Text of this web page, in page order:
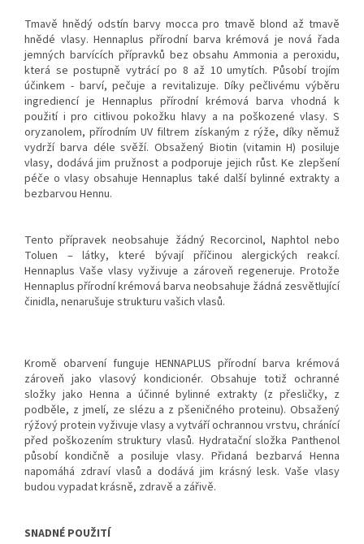
Tmavě hnědý odstín barvy mocca pro tmavě blond až tmavě
hnědé vlasy. Hennaplus přírodní barva krémová je nová řada
jemných barvících přípravků bez obsahu Ammonia a peroxidu,
která se postupně vytrácí po 8 až 10 umytích. Působí trojím
účinkem - barví, pečuje a revitalizuje. Díky pečlivému výběru
ingrediencí je Hennaplus přírodní krémová barva vhodná k
použití i pro citlivou pokožku hlavy a na poškozené vlasy. S
oryzanolem, přírodním UV filtrem získaným z rýže, díky němuž
vydrží barva déle svěží. Obsažený Biotin (vitamin H) posiluje
vlasy, dodává jim pružnost a podporuje jejich růst. Ke zlepšení
péče o vlasy obsahuje Hennaplus také další bylinné extrakty a
bezbarvou Hennu.
Tento přípravek neobsahuje žádný Recorcinol, Naphtol nebo
Toluen – látky, které bývají příčinou alergických reakcí.
Hennaplus Vaše vlasy vyživuje a zároveň regeneruje. Protože
Hennaplus přírodní krémová barva neobsahuje žádná zesvětlující
činidla, nenarušuje strukturu vašich vlasů.
Kromě obarvení funguje HENNAPLUS přírodní barva krémová
zároveň jako vlasový kondicionér. Obsahuje totiž ochranné
složky jako Henna a účinné bylinné extrakty (z přesličky, z
podběle, z jmelí, ze slézu a z pšeničného proteinu). Obsažený
rýžový protein vyživuje vlasy a vytváří ochrannou vrstvu, chránící
před poškozením struktury vlasů. Hydratační složka Panthenol
působí kondičně a posiluje vlasy. Přidaná bezbarvá Henna
napomáhá zdraví vlasů a dodává jim krásný lesk. Vaše vlasy
budou vypadat krásně, zdravě a zářivě.
SNADNÉ POUŽITÍ